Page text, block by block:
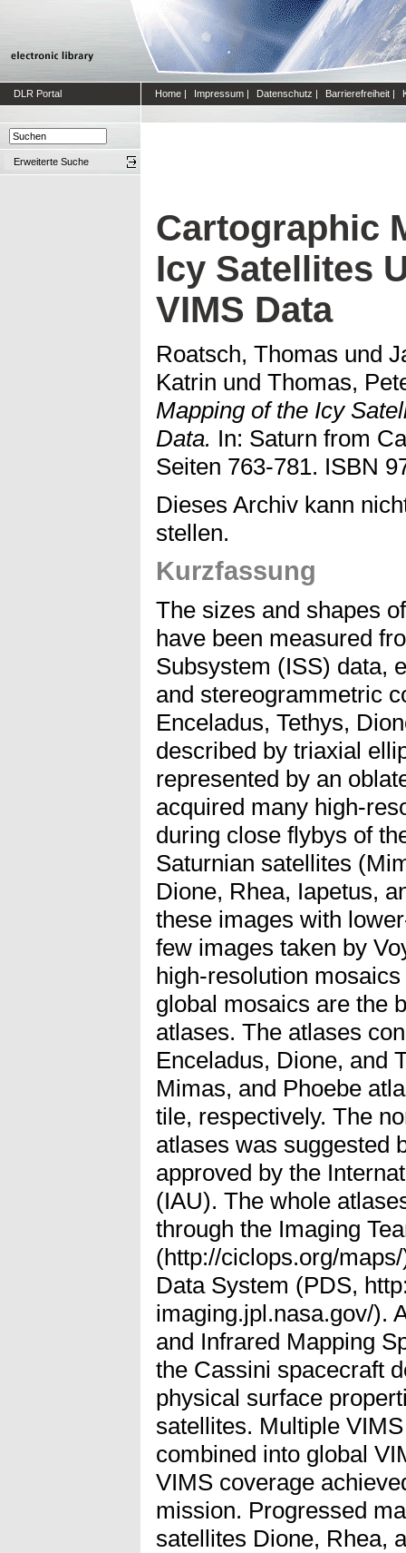
DLR Portal Home | Impressum | Datenschutz | Barrierefreiheit |
Erweiterte Suche
Cartographic
Icy Satellites
VIMS Data
Roatsch, Thomas und
Katrin und Thomas,
Mapping of the Icy
Data. In: Saturn from
Seiten 763-781. ISBN
Dieses Archiv kann
stellen.
Kurzfassung
The sizes and shapes
have been measured
Subsystem (ISS) data,
and stereogrammetric
Enceladus, Tethys,
described by triaxial
represented by an
acquired many high-
during close flybys of
Saturnian satellites
Dione, Rhea, Iapetus,
these images with
few images taken by
high-resolution
global mosaics are the
atlases. The atlases
Enceladus, Dione, and
Mimas, and Phoebe
tile, respectively. The
atlases was suggested
approved by the
(IAU). The whole
through the Imaging
(http://ciclops.org/
Data System (PDS,
imaging.jpl.nasa.gov/).
and Infrared Mapping
the Cassini spacecraft
physical surface
satellites. Multiple
combined into global
VIMS coverage
mission. Progressed
satellites Dione, Rhea,